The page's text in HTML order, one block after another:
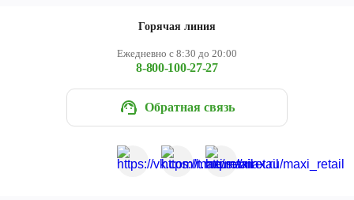
Горячая линия
Ежедневно с 8:30 до 20:00
8-800-100-27-27
Обратная связь